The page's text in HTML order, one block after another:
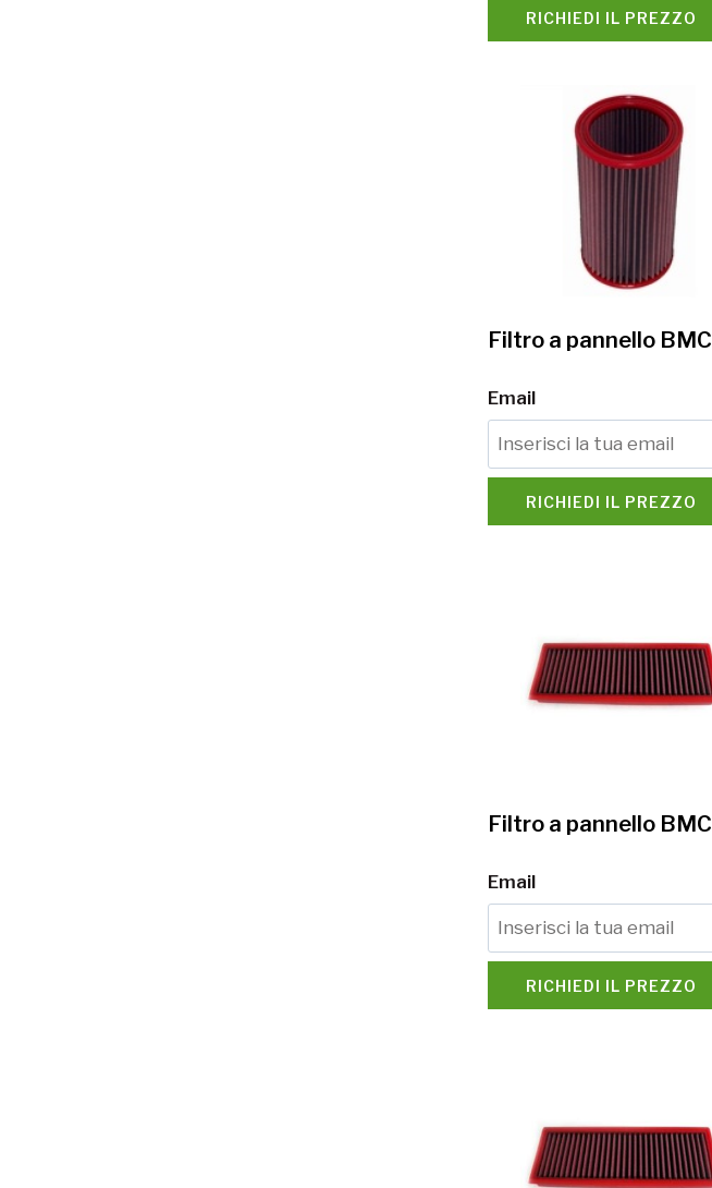
RICHIEDI IL PREZZO
Filtro a pannello BMC
Email
RICHIEDI IL PREZZO
Filtro a pannello BMC
Email
RICHIEDI IL PREZZO